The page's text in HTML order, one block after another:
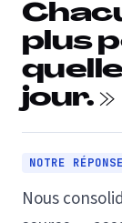
plus
jour. »
NOTRE RÉPONSE
Nous